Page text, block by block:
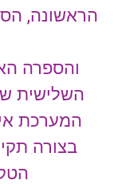
השלישית
המערכת
בצורה